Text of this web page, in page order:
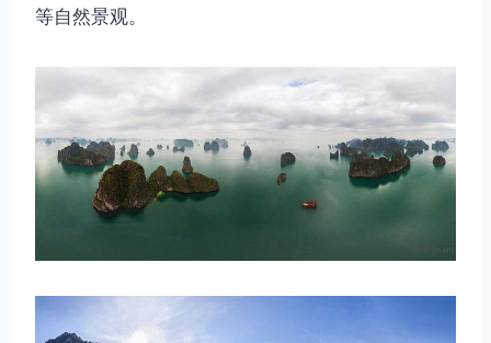
等自然景观。